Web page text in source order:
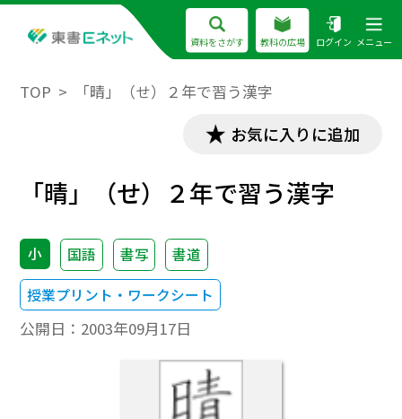
資料をさがす 教科の広場 ログイン メニュー
TOP 「晴」（せ）２年で習う漢字
お気に入りに追加
「晴」（せ）２年で習う漢字
小 国語 書写
書道
授業プリント・ワークシート
公開日： 2003年09月17日